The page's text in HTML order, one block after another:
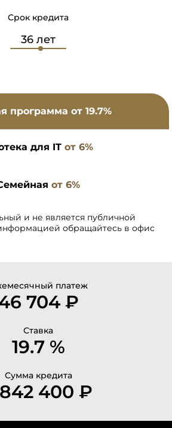
Срок кредита
программа от 19.7%
для IT от 6%
от 6%
и не является публичной
обращайтесь в офис
платеж
704 ₽
Ставка
19.7 %
Сумма кредита
400 ₽